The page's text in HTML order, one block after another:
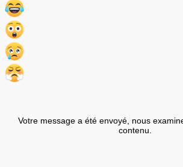
Votre message a été envoyé, nous
contenu.